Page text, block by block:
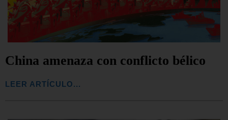
China amenaza con conflicto bélico
LEER ARTÍCULO...